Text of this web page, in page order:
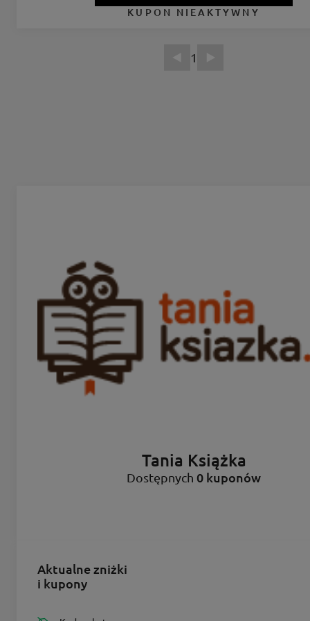
KUPON NIEAKTYWNY
1
Tania Książka
Dostępnych 0 kuponów
Aktualne zniżki
i kupony